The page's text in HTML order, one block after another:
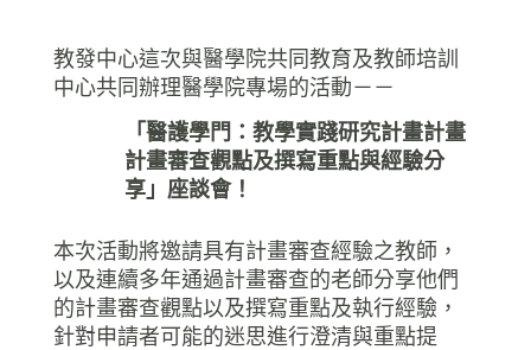
教發中心這次與醫學院共同教育及教師培訓
中心共同辦理醫學院專場的活動－－
「醫護學門：教學實踐研究計畫計畫
計畫審查觀點及撰寫重點與經驗分
享」座談會！
本次活動將邀請具有計畫審查經驗之教師，
以及連續多年通過計畫審查的老師分享他們
的計畫審查觀點以及撰寫重點及執行經驗，
針對申請者可能的迷思進行澄清與重點提